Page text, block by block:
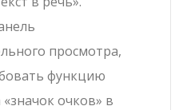
просмотра,
функцию
очков» в